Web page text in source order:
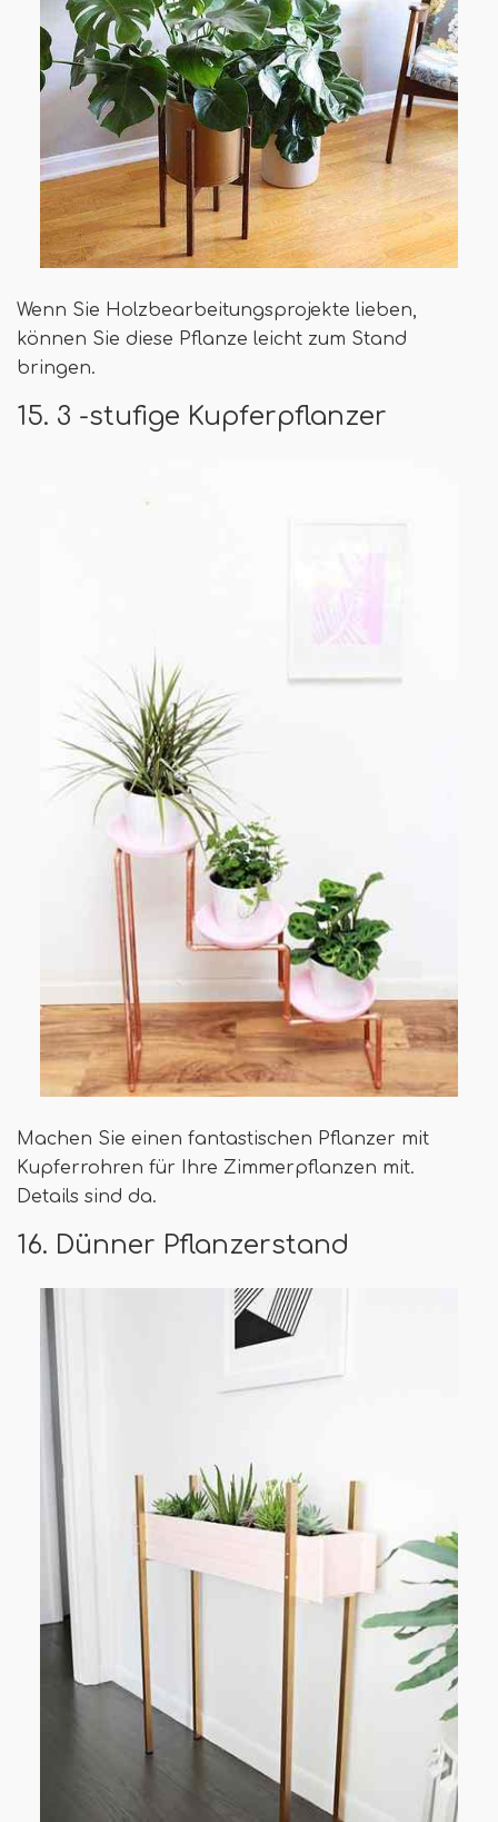
Wenn Sie Holzbearbeitungsprojekte lieben,
können Sie diese Pflanze leicht zum Stand
bringen.
15. 3 -stufige Kupferpflanzer
Machen Sie einen fantastischen Pflanzer mit
Kupferrohren für Ihre Zimmerpflanzen mit.
Details sind da.
16. Dünner Pflanzerstand